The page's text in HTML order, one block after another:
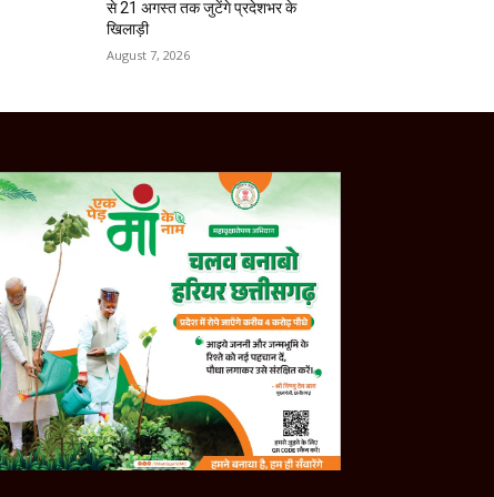
से 21 अगस्त तक जुटेंगे प्रदेशभर के
खिलाड़ी
August 7, 2026